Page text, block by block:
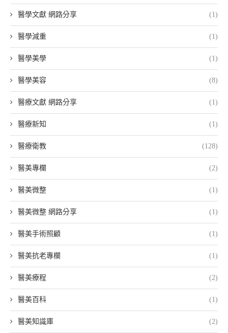
醫學文獻 網路分享 (1)
醫學減重 (1)
醫學美學 (1)
醫學美容 (8)
醫療文獻 網路分享 (1)
醫療新知 (1)
醫療衛教 (128)
醫美專欄 (2)
醫美微整 (1)
醫美微整 網路分享 (1)
醫美手術照顧 (1)
醫美抗老專欄 (1)
醫美療程 (2)
醫美百科 (1)
醫美知識庫 (2)